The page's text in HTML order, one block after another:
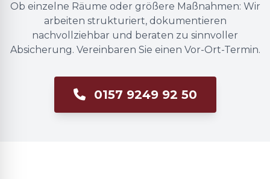
Ob einzelne Räume oder größere Maßnahmen: Wir
arbeiten strukturiert, dokumentieren
nachvollziehbar und beraten zu sinnvoller
Absicherung. Vereinbaren Sie einen Vor-Ort-Termin.
0157 9249 92 50